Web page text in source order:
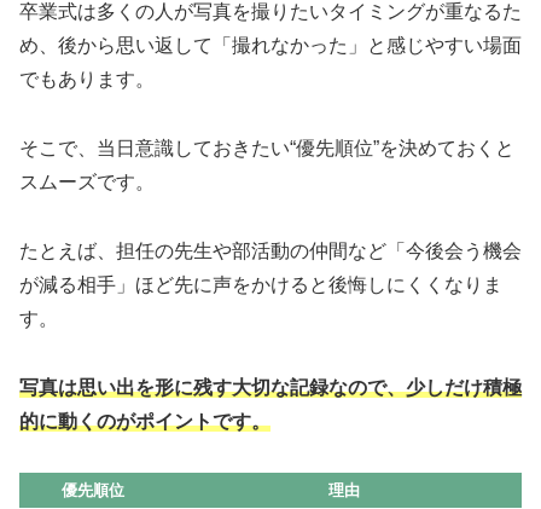
卒業式は多くの人が写真を撮りたいタイミングが重なるた
め、後から思い返して「撮れなかった」と感じやすい場面
でもあります。
そこで、当日意識しておきたい“優先順位”を決めておくと
スムーズです。
たとえば、担任の先生や部活動の仲間など「今後会う機会
が減る相手」ほど先に声をかけると後悔しにくくなりま
す。
写真は思い出を形に残す大切な記録なので、少しだけ積極
的に動くのがポイントです。
優先順位
理由